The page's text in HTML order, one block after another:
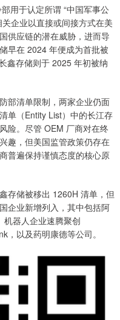
用于认定所谓 “中国军事公
企业以直接或间接方式在美
供应链的潜在威胁，进而导
早在 2024 年便成为首批被
鑫存储则于 2025 年初被纳
清单限制，两家企业仍面
单（Entity List）中的长江存
险。尽管 OEM 厂商对在终
趣，但美国监管政策仍存在
普遍保持谨慎态度的核心原
储被移出 1260H 清单，但
企业新增列入，其中包括阿
机器人企业速腾聚创
，以及药明康德等公司。